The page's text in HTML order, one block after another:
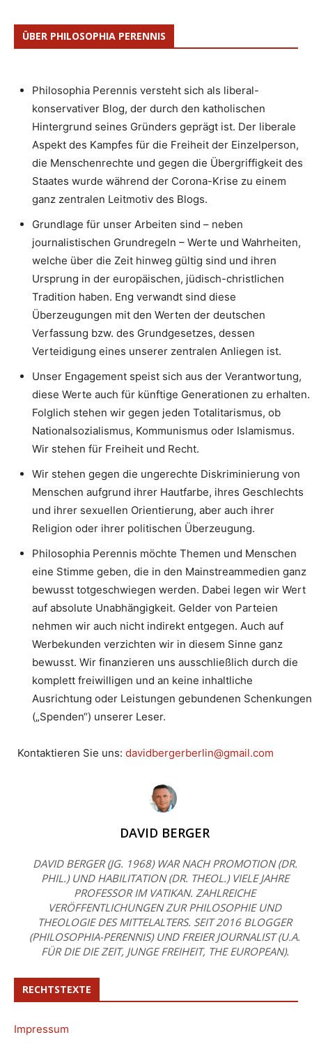
ÜBER PHILOSOPHIA PERENNIS
Philosophia Perennis versteht sich als liberal-
konservativer Blog, der durch den katholischen
Hintergrund seines Gründers geprägt ist. Der liberale
Aspekt des Kampfes für die Freiheit der Einzelperson,
die Menschenrechte und gegen die Übergriffigkeit des
Staates wurde während der Corona-Krise zu einem
ganz zentralen Leitmotiv des Blogs.
Grundlage für unser Arbeiten sind – neben
journalistischen Grundregeln – Werte und Wahrheiten,
welche über die Zeit hinweg gültig sind und ihren
Ursprung in der europäischen, jüdisch-christlichen
Tradition haben. Eng verwandt sind diese
Überzeugungen mit den Werten der deutschen
Verfassung bzw. des Grundgesetzes, dessen
Verteidigung eines unserer zentralen Anliegen ist.
Unser Engagement speist sich aus der Verantwortung,
diese Werte auch für künftige Generationen zu erhalten.
Folglich stehen wir gegen jeden Totalitarismus, ob
Nationalsozialismus, Kommunismus oder Islamismus.
Wir stehen für Freiheit und Recht.
Wir stehen gegen die ungerechte Diskriminierung von
Menschen aufgrund ihrer Hautfarbe, ihres Geschlechts
und ihrer sexuellen Orientierung, aber auch ihrer
Religion oder ihrer politischen Überzeugung.
Philosophia Perennis möchte Themen und Menschen
eine Stimme geben, die in den Mainstreammedien ganz
bewusst totgeschwiegen werden. Dabei legen wir Wert
auf absolute Unabhängigkeit. Gelder von Parteien
nehmen wir auch nicht indirekt entgegen. Auch auf
Werbekunden verzichten wir in diesem Sinne ganz
bewusst. Wir finanzieren uns ausschließlich durch die
komplett freiwilligen und an keine inhaltliche
Ausrichtung oder Leistungen gebundenen Schenkungen
(„Spenden“) unserer Leser.
Kontaktieren Sie uns: davidbergerberlin@gmail.com
DAVID BERGER
DAVID BERGER (JG. 1968) WAR NACH PROMOTION (DR.
PHIL.) UND HABILITATION (DR. THEOL.) VIELE JAHRE
PROFESSOR IM VATIKAN. ZAHLREICHE
VERÖFFENTLICHUNGEN ZUR PHILOSOPHIE UND
THEOLOGIE DES MITTELALTERS. SEIT 2016 BLOGGER
(PHILOSOPHIA-PERENNIS) UND FREIER JOURNALIST (U.A.
FÜR DIE DIE ZEIT, JUNGE FREIHEIT, THE EUROPEAN).
RECHTSTEXTE
Impressum